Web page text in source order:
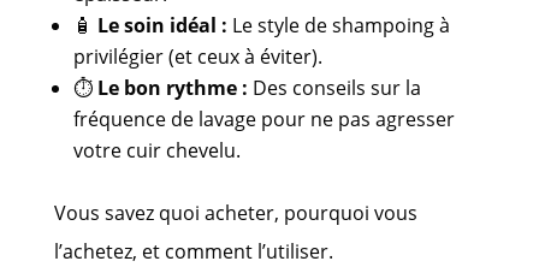
🧴 Le soin idéal : Le style de shampoing à
privilégier (et ceux à éviter).
⏱ Le bon rythme : Des conseils sur la
fréquence de lavage pour ne pas agresser
votre cuir chevelu.
Vous savez quoi acheter, pourquoi vous
l’achetez, et comment l’utiliser.